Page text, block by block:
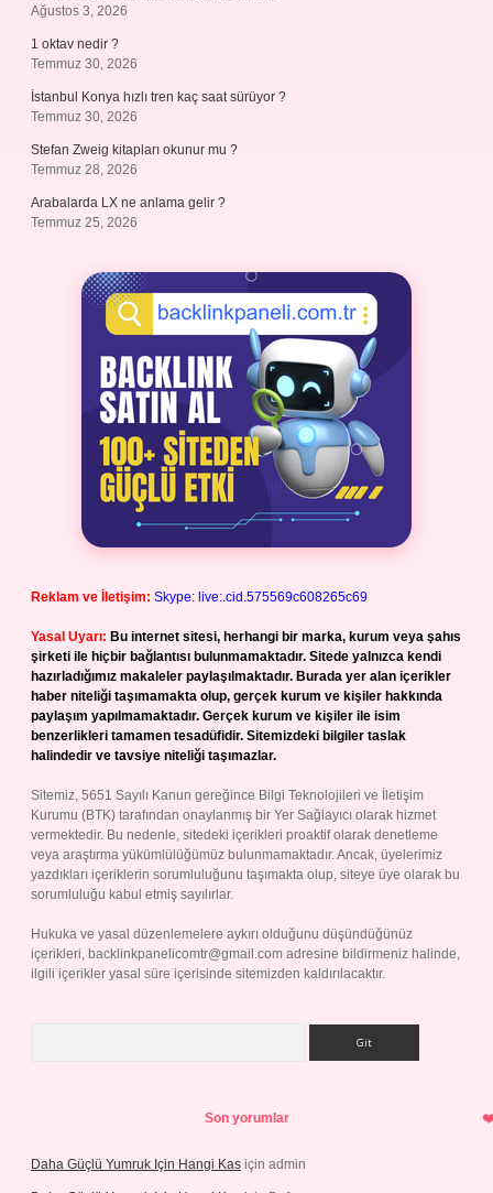
Ağustos 3, 2026
1 oktav nedir ?
Temmuz 30, 2026
İstanbul Konya hızlı tren kaç saat sürüyor ?
Temmuz 30, 2026
Stefan Zweig kitapları okunur mu ?
Temmuz 28, 2026
Arabalarda LX ne anlama gelir ?
Temmuz 25, 2026
Reklam ve İletişim: Skype: live:.cid.575569c608265c69
Yasal Uyarı: Bu internet sitesi, herhangi bir marka, kurum veya şahıs
şirketi ile hiçbir bağlantısı bulunmamaktadır. Sitede yalnızca kendi
hazırladığımız makaleler paylaşılmaktadır. Burada yer alan içerikler
haber niteliği taşımamakta olup, gerçek kurum ve kişiler hakkında
paylaşım yapılmamaktadır. Gerçek kurum ve kişiler ile isim
benzerlikleri tamamen tesadüfidir. Sitemizdeki bilgiler taslak
halindedir ve tavsiye niteliği taşımazlar.
Sitemiz, 5651 Sayılı Kanun gereğince Bilgi Teknolojileri ve İletişim
Kurumu (BTK) tarafından onaylanmış bir Yer Sağlayıcı olarak hizmet
vermektedir. Bu nedenle, sitedeki içerikleri proaktif olarak denetleme
veya araştırma yükümlülüğümüz bulunmamaktadır. Ancak, üyelerimiz
yazdıkları içeriklerin sorumluluğunu taşımakta olup, siteye üye olarak bu
sorumluluğu kabul etmiş sayılırlar.
Hukuka ve yasal düzenlemelere aykırı olduğunu düşündüğünüz
içerikleri, backlinkpanelicomtr@gmail.com adresine bildirmeniz halinde,
ilgili içerikler yasal süre içerisinde sitemizden kaldırılacaktır.
Son yorumlar
Daha Güçlü Yumruk Için Hangi Kas için admin